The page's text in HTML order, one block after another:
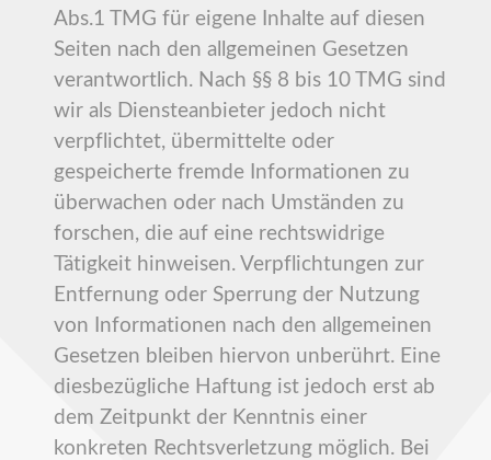
Abs.1 TMG für eigene Inhalte auf diesen
Seiten nach den allgemeinen Gesetzen
verantwortlich. Nach §§ 8 bis 10 TMG sind
wir als Diensteanbieter jedoch nicht
verpflichtet, übermittelte oder
gespeicherte fremde Informationen zu
überwachen oder nach Umständen zu
forschen, die auf eine rechtswidrige
Tätigkeit hinweisen. Verpflichtungen zur
Entfernung oder Sperrung der Nutzung
von Informationen nach den allgemeinen
Gesetzen bleiben hiervon unberührt. Eine
diesbezügliche Haftung ist jedoch erst ab
dem Zeitpunkt der Kenntnis einer
konkreten Rechtsverletzung möglich. Bei